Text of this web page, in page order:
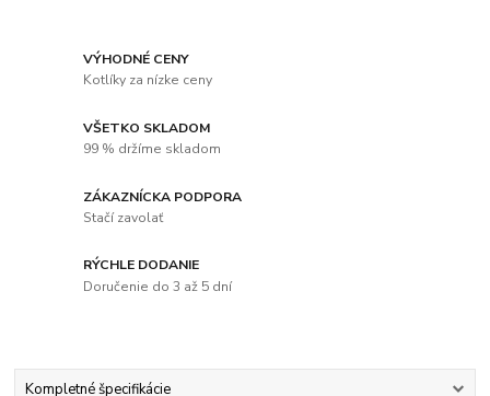
VÝHODNÉ CENY
Kotlíky za nízke ceny
VŠETKO SKLADOM
99 % držíme skladom
ZÁKAZNÍCKA PODPORA
Stačí zavolať
RÝCHLE DODANIE
Doručenie do 3 až 5 dní
Kompletné špecifikácie